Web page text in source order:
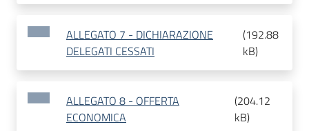
ALLEGATO 7 - DICHIARAZIONE
DELEGATI CESSATI
(192.88
kB)
ALLEGATO 8 - OFFERTA
ECONOMICA
(204.12
kB)